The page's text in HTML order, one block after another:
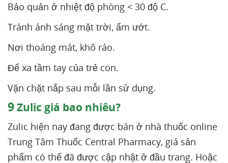
Bảo quản ở nhiệt độ phòng < 30 độ C.
Tránh ánh sáng mặt trời, ẩm ướt.
Nơi thoáng mát, khô ráo.
Để xa tầm tay của trẻ con.
Vặn chặt nắp sau mỗi lần sử dụng.
9Zulic giá bao nhiêu?
Zulic hiện nay đang được bán ở nhà thuốc online
Trung Tâm Thuốc Central Pharmacy, giá sản
phẩm có thể đã được cập nhật ở đầu trang. Hoặc